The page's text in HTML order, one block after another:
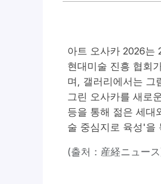
아트 오사카 2026는
현대미술 진흥 협회
며, 갤러리에서는 그
그린 오사카를 새로
등을 통해 젊은 세대
술 중심지로 육성'을
(출처：産経ニュー